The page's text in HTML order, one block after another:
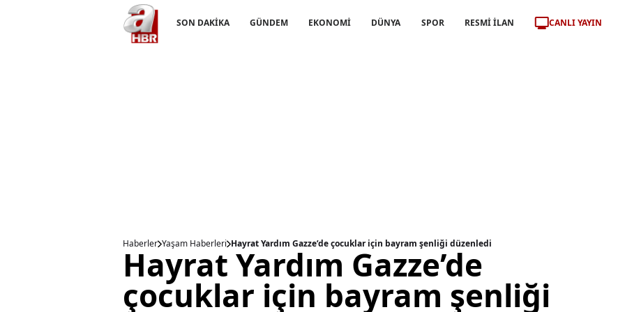
SON DAKİKA GÜNDEM EKONOMİ DÜNYA SPOR RESMİ İLAN CANLI YAYIN
Haberler Yaşam Haberleri Hayrat Yardım Gazze’de çocuklar için bayram şenliği düzenledi
Hayrat Yardım Gazze’de
çocuklar için bayram şenliği